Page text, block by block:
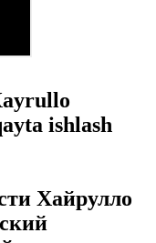
ishlash
Хайрулло